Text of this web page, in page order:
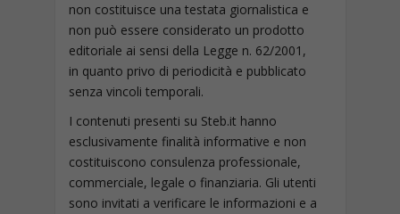
non costituisce una testata giornalistica e
non può essere considerato un prodotto
editoriale ai sensi della Legge n. 62/2001,
in quanto privo di periodicità e pubblicato
senza vincoli temporali.
I contenuti presenti su Steb.it hanno
esclusivamente finalità informative e non
costituiscono consulenza professionale,
commerciale, legale o finanziaria. Gli utenti
sono invitati a verificare le informazioni e a